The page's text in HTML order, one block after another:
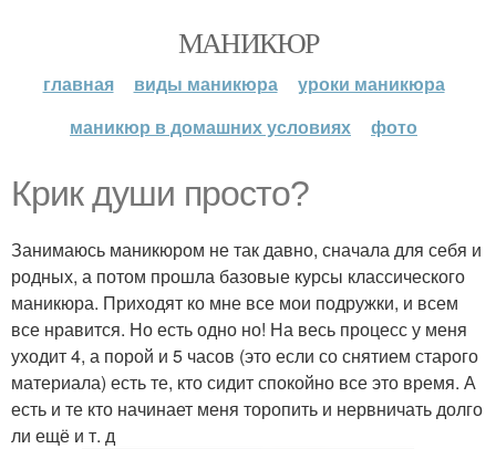
МАНИКЮР
главная виды маникюра
уроки маникюра
маникюр в домашних условиях
фото
Крик души просто?
Занимаюсь маникюром не так давно, сначала для себя и
родных, а потом прошла базовые курсы классического
маникюра. Приходят ко мне все мои подружки, и всем
все нравится. Но есть одно но! На весь процесс у меня
уходит 4, а порой и 5 часов (это если со снятием старого
материала) есть те, кто сидит спокойно все это время. А
есть и те кто начинает меня торопить и нервничать долго
ли ещё и т. д